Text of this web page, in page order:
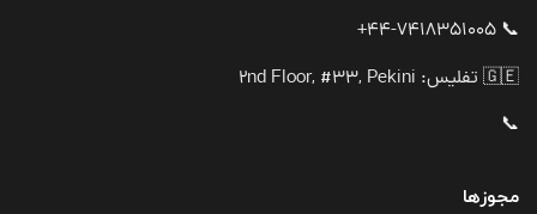
📞 44-7418351005+
🇬🇪 تفلیس: 2nd Floor, #33, Pekini
📞
مجوزها